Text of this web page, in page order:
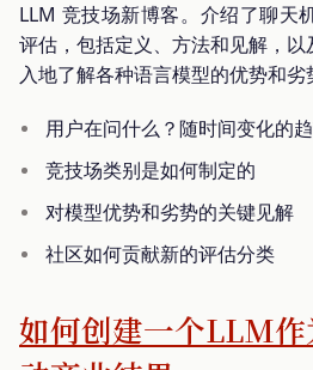
LLM 竞技场新博客。介绍了聊天
评估，包括定义、方法和见解，
入地了解各种语言模型的优势和劣
用户在问什么？随时间变化的
竞技场类别是如何制定的
对模型优势和劣势的关键见解
社区如何贡献新的评估分类
如何创建一个LLM